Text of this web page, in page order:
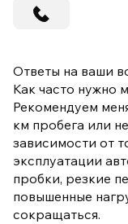
Ответы на ваши
Как часто нужно
Рекомендуем
км пробега или
зависимости от
эксплуатации
пробки, резкие
повышенные
сокращаться.